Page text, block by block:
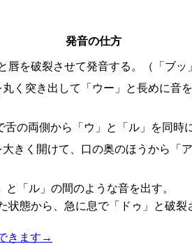
発音の仕方
唇を破裂させて発音する。（「ブ
丸く突き出して「ウー」と長めに音
の両側から「ウ」と「ル」を同時
大きく開けて、口の奥のほうから「
「ル」の間のような音を出す。
状態から、急に息で「ドゥ」と破
きます →